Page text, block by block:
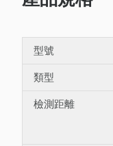
型號
類型
檢測距離